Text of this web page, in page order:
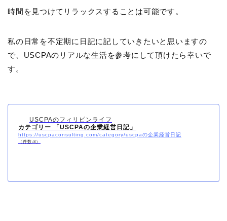
時間を見つけてリラックスすることは可能です。
私の日常を不定期に日記に記していきたいと思いますの
で、USCPAのリアルな生活を参考にして頂けたら幸いで
す。
USCPAのフィリピンライフ
カテゴリー 「USCPAの企業経営日記」
https://uscpaconsulting.com/category/uscpaの企業経営日記
（件数:8）